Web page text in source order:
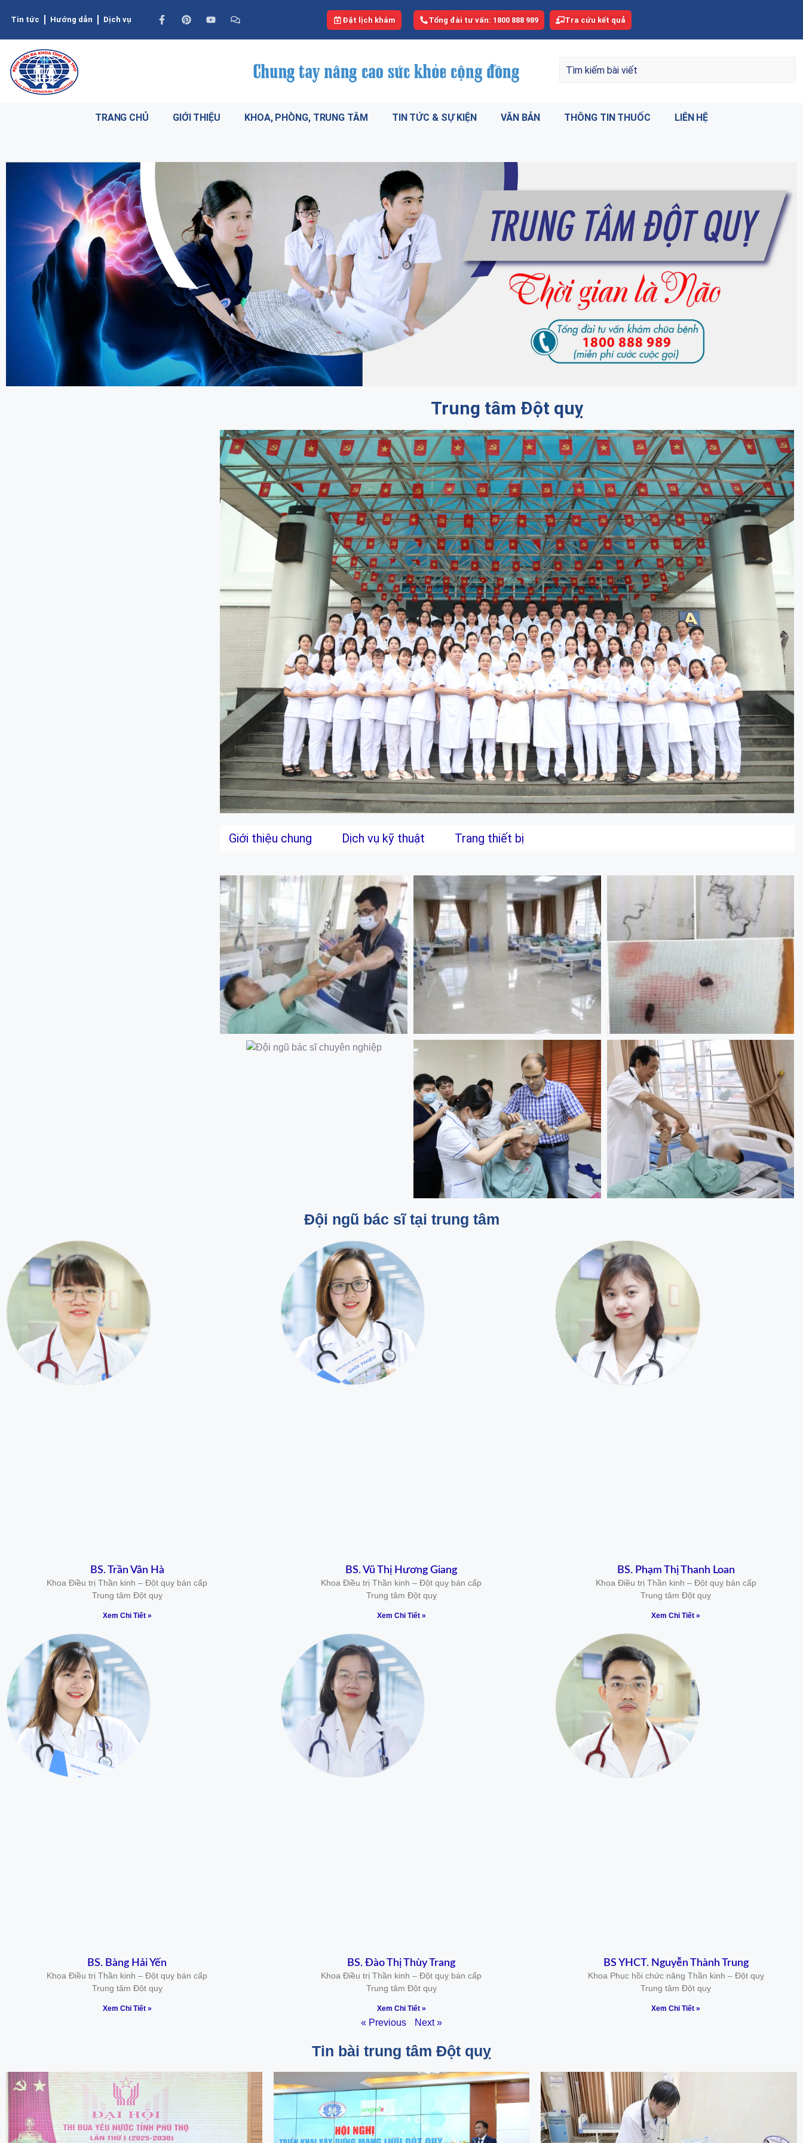
Tin tức Hướng dẫn Dịch vụ Đặt lịch khám Tổng đài tư vấn: 1800 888 989 Tra cứu kết quả
TRANG CHỦ GIỚI THIỆU KHOA, PHÒNG, TRUNG TÂM TIN TỨC & SỰ KIỆN VĂN BẢN THÔNG TIN THUỐC LIÊN HỆ
Trung tâm Đột quỵ
Giới thiệu chung Dịch vụ kỹ thuật Trang thiết bị
Đội ngũ bác sĩ tại trung tâm
BS. Trần Vân Hà
Khoa Điều trị Thần kinh – Đột quỵ bán cấp
Trung tâm Đột quỵ
Xem Chi Tiết »
BS. Vũ Thị Hương Giang
Khoa Điều trị Thần kinh – Đột quỵ bán cấp
Trung tâm Đột quỵ
Xem Chi Tiết »
BS. Phạm Thị Thanh Loan
Khoa Điều trị Thần kinh – Đột quỵ bán cấp
Trung tâm Đột quỵ
Xem Chi Tiết »
BS. Bàng Hải Yến
Khoa Điều trị Thần kinh – Đột quỵ bán cấp
Trung tâm Đột quỵ
Xem Chi Tiết »
BS. Đào Thị Thùy Trang
Khoa Điều trị Thần kinh – Đột quỵ bán cấp
Trung tâm Đột quỵ
Xem Chi Tiết »
BS YHCT. Nguyễn Thành Trung
Khoa Phục hồi chức năng Thần kinh – Đột quỵ
Trung tâm Đột quỵ
Xem Chi Tiết »
« Previous Next »
Tin bài trung tâm Đột quỵ